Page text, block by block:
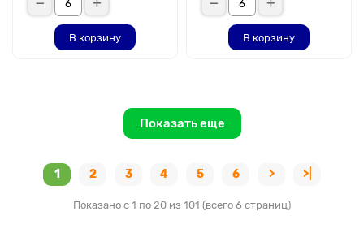
В корзину В корзину
Показать еще
1 2 3 4 5 6 > >|
Показано с 1 по 20 из 101 (всего 6 страниц)